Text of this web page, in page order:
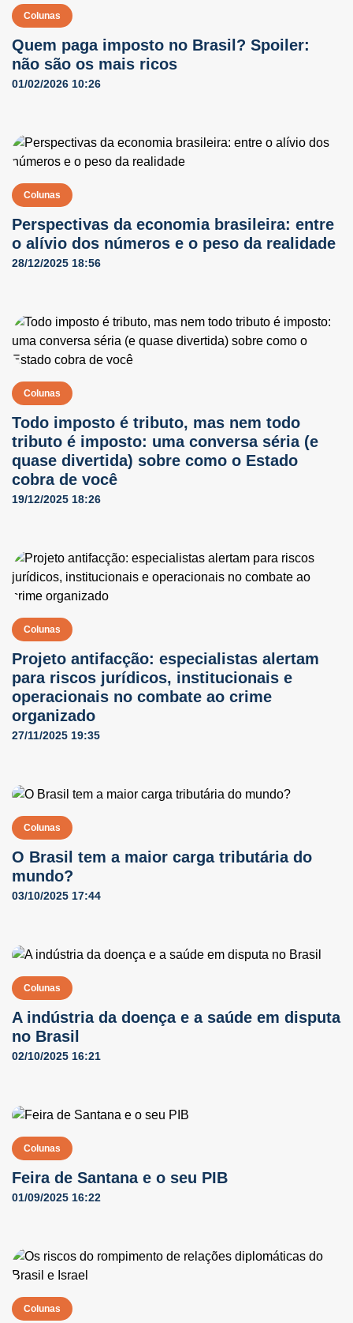
Colunas
Quem paga imposto no Brasil? Spoiler:
não são os mais ricos
01/02/2026 10:26
Colunas
Perspectivas da economia brasileira: entre
o alívio dos números e o peso da realidade
28/12/2025 18:56
Colunas
Todo imposto é tributo, mas nem todo
tributo é imposto: uma conversa séria (e
quase divertida) sobre como o Estado
cobra de você
19/12/2025 18:26
Colunas
Projeto antifacção: especialistas alertam
para riscos jurídicos, institucionais e
operacionais no combate ao crime
organizado
27/11/2025 19:35
Colunas
O Brasil tem a maior carga tributária do
mundo?
03/10/2025 17:44
Colunas
A indústria da doença e a saúde em disputa
no Brasil
02/10/2025 16:21
Colunas
Feira de Santana e o seu PIB
01/09/2025 16:22
Colunas